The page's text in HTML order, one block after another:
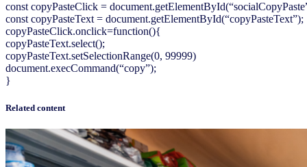
const copyPasteClick =
const copyPasteText = document.getElementById(“copyPasteText”);
copyPasteClick.onclick=function(){
copyPasteText.select();
copyPasteText.setSelectionRange(0, 99999)
document.execCommand(“copy”);
}
Related content